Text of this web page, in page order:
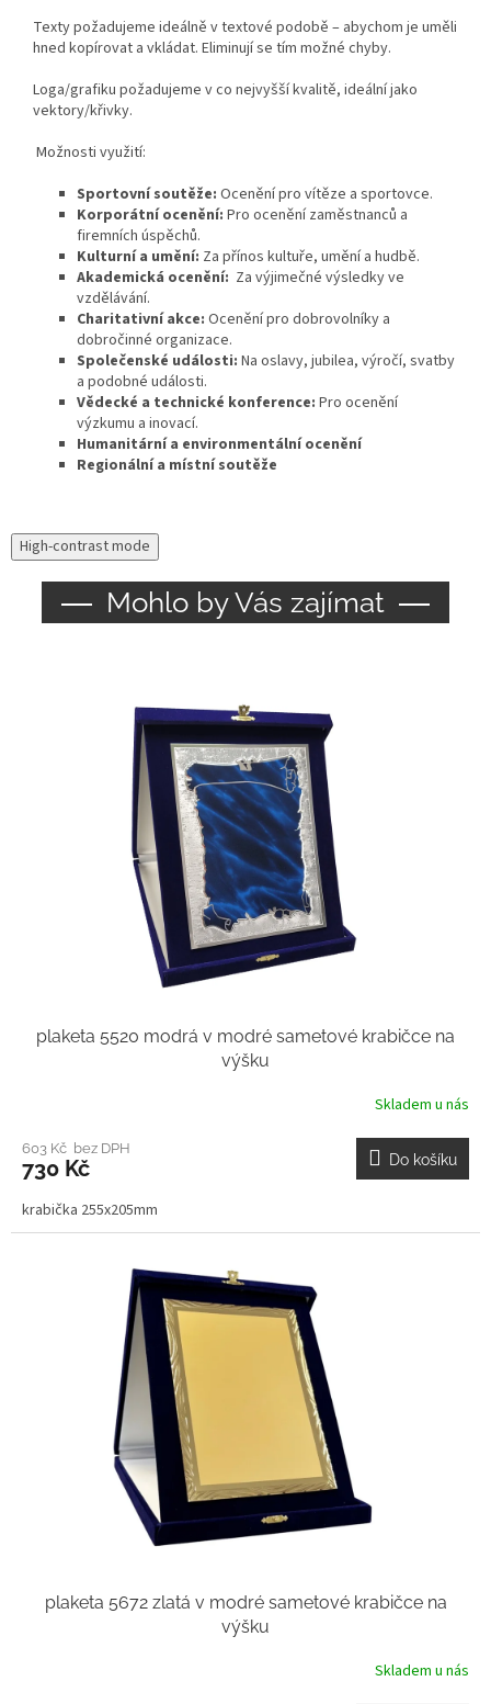
Texty požadujeme ideálně v textové podobě – abychom je uměli
hned kopírovat a vkládat. Eliminují se tím možné chyby.
Loga/grafiku požadujeme v co nejvyšší kvalitě, ideální jako
vektory/křivky.
Možnosti využití:
Sportovní soutěže: Ocenění pro vítěze a sportovce.
Korporátní ocenění: Pro ocenění zaměstnanců a
firemních úspěchů.
Kulturní a umění: Za přínos kultuře, umění a hudbě.
Akademická ocenění: Za výjimečné výsledky ve
vzdělávání.
Charitativní akce: Ocenění pro dobrovolníky a
dobročinné organizace.
Společenské události: Na oslavy, jubilea, výročí, svatby
a podobné události.
Vědecké a technické konference: Pro ocenění
výzkumu a inovací.
Humanitární a environmentální ocenění
Regionální a místní soutěže
High-contrast mode
Mohlo by Vás zajímat
plaketa 5520 modrá v modré sametové krabičce na
výšku
Skladem u nás
603 Kč bez DPH
730 Kč Do košíku
krabička 255x205mm
plaketa 5672 zlatá v modré sametové krabičce na
výšku
Skladem u nás